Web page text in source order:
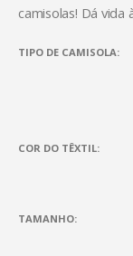
camisolas! Dá vida
TIPO DE CAMISOLA
COR DO TÊXTIL
TAMANHO